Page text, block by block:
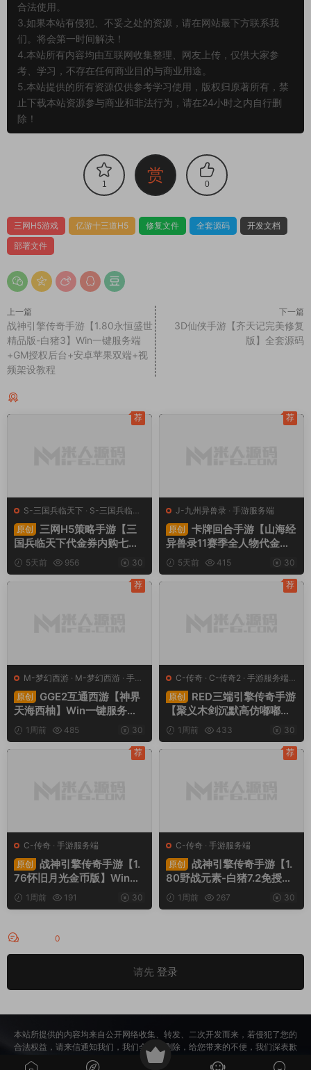
合法使用。
3.如果本站有侵犯、不妥之处的资源，请在网站最下方联系我
们。将会第一时间解决！
4.本站所有内容均由互联网收集整理、网友上传，仅供大家参
考、学习，不存在任何商业目的与商业用途。
5.本站提供的所有资源仅供参考学习使用，版权归原著所有，禁
止下载本站资源参与商业和非法行为，请在24小时之内自行删
除！
1 赏 0
三网H5游戏 亿游十三道H5 修复文件 全套源码
开发文档
部署文件
上一篇
战神引擎传奇手游【1.80永恒盛世
精品版-白猪3】Win一键服务端
+GM授权后台+安卓苹果双端+视
频架设教程
下一篇
3D仙侠手游【齐天记完美修复
版】全套源码
S-三国兵临天下 · S-三国兵临天
下· 手游服务端·页游服务端
原创
三网H5策略手游【三
国兵临天下代金券内购七合
修复版】Linux手工服务端
+管理后台+GM授权后台
+简易安卓客户端+视频架设
5天前 956 30
荐
J-九州异兽录 · 手游服务端
原创
卡牌回合手游【山海经
异兽录11赛季全人物代金券
内购版】Win一键服务端+授
权GM后台+管理后台+热更
修改工具+安卓+视频架设教
5天前 415 30
荐
M-梦幻西游 · M-梦幻西游 · 手游
服务端 · 端游服务端
原创
GGE2互通西游【神界
天海西柚】Win一键服务端
+安卓苹果PC三端+内置GM
工具+全套源码+视频架设教
1周前 485 30
荐
C-传奇 · C-传奇2 · 手游服务端·
端游服务端
原创
RED三端引擎传奇手游
【聚义木剑沉默高仿嘟嘟沉
默】Win一键服务端+安卓苹
果PC三端+视频架设教程
1周前 433 30
荐
C-传奇 · 手游服务端
原创
战神引擎传奇手游【1.
76怀旧月光金币版】Win一
键服务端+安卓苹果双端+G
M授权物品后台+视频架设教
1周前 191 30
荐
C-传奇 · 手游服务端
原创
战神引擎传奇手游【1.
80野战元素-白猪7.2免授
权】Win一键服务端+安卓+
GM授权物品后台+视频架设
1周前 267 30
荐
0
请先 登录
本站所提供的内容均来自公开网络收集、转发、二次开发而来，若侵犯了您的
合法权益，请来信通知我们，我们会及时删除，给您带来的不便，我们深表歉
意。